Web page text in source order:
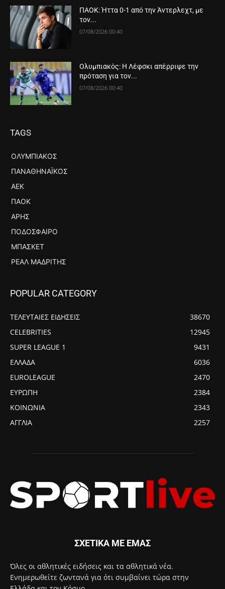
ΠΑΟΚ: Ήττα 0-1 από την Άντερλεχτ, με
τον...
07/08/2026 00:40
Ολυμπιακός: Η Λέφσκι απέρριψε την
πρόταση για τον...
07/08/2026 00:40
TAGS
ΟΛΥΜΠΙΑΚΌΣ
ΠΑΝΑΘΗΝΑΪΚΌΣ
ΑΕΚ
ΠΑΟΚ
ΆΡΗΣ
ΠΟΔΌΣΦΑΙΡΟ
ΜΠΆΣΚΕΤ
ΡΕΆΛ ΜΑΔΡΊΤΗΣ
POPULAR CATEGORY
ΤΕΛΕΥΤΑΙΕΣ ΕΙΔΗΣΕΙΣ
38670
CELEBRITIES
12945
SUPER LEAGUE 1
9431
ΕΛΛΑΔΑ
6036
EUROLEAGUE
2470
ΕΥΡΩΠΗ
2384
ΚΟΙΝΩΝΙΑ
2343
ΑΓΓΛΙΑ
2257
ΣΧΕΤΙΚΑ ΜΕ ΕΜΑΣ
Όλες οι αθλητικές ειδήσεις και τα αθλητικά νέα.
Ενημερωθείτε ζωντανά για ότι συμβαίνει τώρα στην